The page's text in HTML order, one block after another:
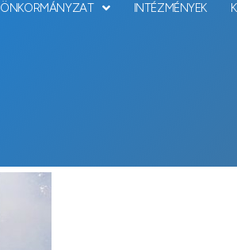
ÖNKORMÁNYZAT INTÉZMÉNYEK